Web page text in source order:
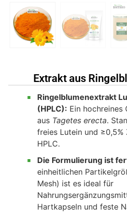
Extrakt aus
Ringelblumenextrakt
(HPLC): Ein hochreines
aus Tagetes erecta.
freies Lutein und ≥0,5%
HPLC.
Die Formulierung ist
einheitlichen
Mesh) ist es ideal für
Hartkapseln und feste